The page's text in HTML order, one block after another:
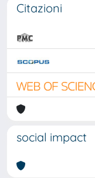
Citazioni
social impact